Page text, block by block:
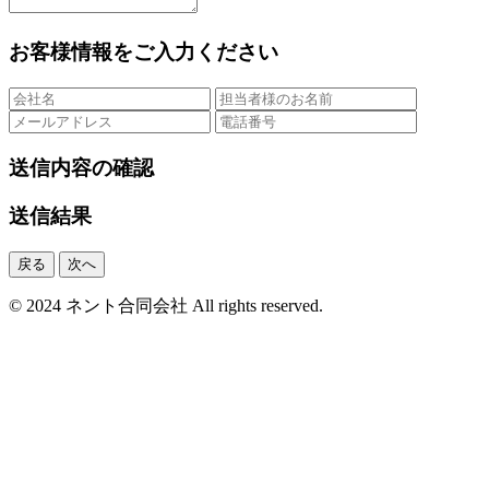
お客様情報をご入力ください
送信内容の確認
送信結果
戻る 次へ
© 2024 ネント合同会社 All rights reserved.